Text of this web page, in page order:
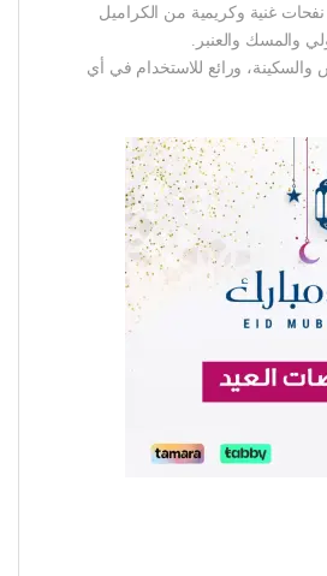
نفحات غنية وكريمية من الكراميل
والمسك والعنبر.
والسكينة، ورائع للاستخدام في أي